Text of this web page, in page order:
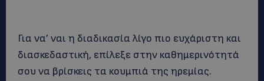
Για να’ ναι η διαδικασία λίγο πιο ευχάριστη και
διασκεδαστική, επίλεξε στην καθημερινότητά
σου να βρίσκεις τα κουμπιά της ηρεμίας.